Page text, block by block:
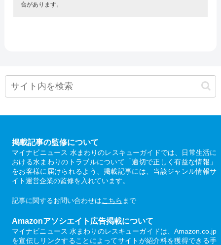
合があります。
掲載記事の監修について
マイナビニュース 水まわりのレスキューガイドでは、日常生活に
おける水まわりのトラブルについて「適切で正しく有益な情報」
をお客様に届けられるよう、掲載記事には、当該ジャンル情報サ
イト運営企業の監修を入れています。
記事に関するお問い合わせはこちら まで
Amazonアソシエイト広告掲載について
マイナビニュース 水まわりのレスキューガイドは、Amazon.co.jp
を宣伝しリンクすることによってサイトが紹介料を獲得できる手